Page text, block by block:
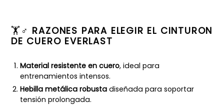
🏋️♂️ RAZONES PARA ELEGIR EL CINTURON
DE CUERO EVERLAST
Material resistente en cuero, ideal para
entrenamientos intensos.
Hebilla metálica robusta diseñada para soportar
tensión prolongada.